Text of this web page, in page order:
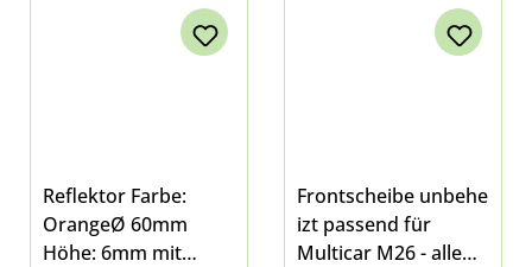
Reflektor Farbe:
OrangeØ 60mm
Höhe: 6mm mit
Frontscheibe unbehe
izt passend für
Multicar M26 - alle